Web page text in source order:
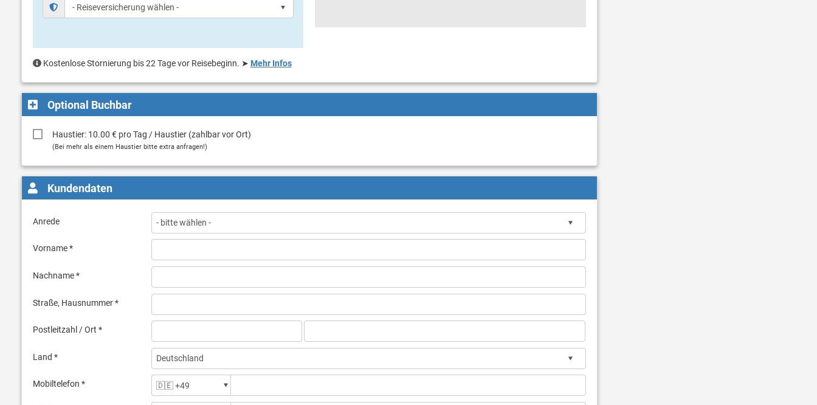
Kostenlose Stornierung bis 22 Tage vor Reisebeginn. ➤ Mehr Infos
Optional Buchbar
Haustier: 10.00 € pro Tag / Haustier (zahlbar vor Ort)
(Bei mehr als einem Haustier bitte extra anfragen!)
Kundendaten
Anrede
Vorname *
Nachname *
Straße, Hausnummer *
Postleitzahl / Ort *
Land *
Mobiltelefon *